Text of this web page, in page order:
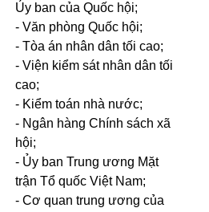
Ủy ban của Quốc hội;
- Văn phòng Quốc hội;
- Tòa án nhân dân tối cao;
- Viện kiểm sát nhân dân tối
cao;
- Kiểm toán nhà nước;
- Ngân hàng Chính sách xã
hội;
- Ủy ban Trung ương Mặt
trận Tổ quốc Việt Nam;
- Cơ quan trung ương của